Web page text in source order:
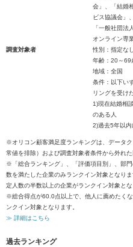
会」、「結婚
ビス協議会」
「一般社団法
オンライン専
調査対象者
性別：指定なし
年齢：20～69
地域：全国
条件：以下い
リングを受け
1)現在結婚相
のある人
2)過去5年以内
※オリコン顧客満足度ランキングは、データ
常値を排除）および調査対象者条件から外れ
※「総合ランキング」、「評価項目別」、部
数を満たした企業のみランクイン対象となり
定人数の半数以上の企業がランクイン対象とな
※総合得点が60.0点以上で、他人に薦めたく
ンクイン対象となります。
≫ 詳細はこちら
過去ランキング